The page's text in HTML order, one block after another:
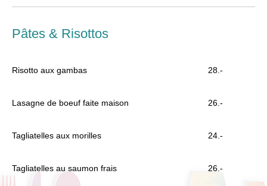
Pâtes & Risottos
Risotto aux gambas 28.-
Lasagne de boeuf faite maison 26.-
Tagliatelles aux morilles 24.-
Tagliatelles au saumon frais 26.-